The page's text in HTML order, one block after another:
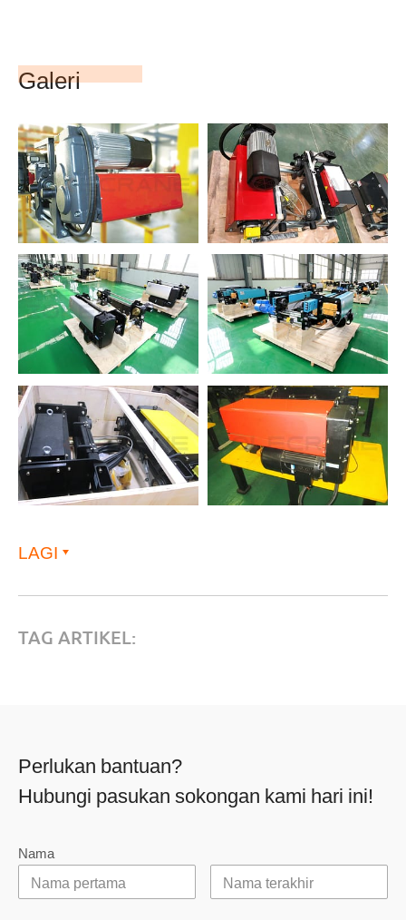
Galeri
LAGI
TAG ARTIKEL:
Perlukan bantuan?
Hubungi pasukan sokongan kami hari ini!
Nama